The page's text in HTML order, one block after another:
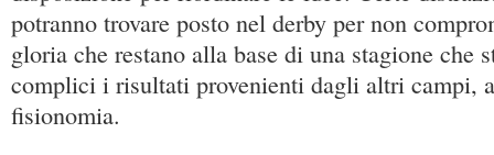
potranno trovare posto nel derby per non
gloria che restano alla base di una stagione che
complici i risultati provenienti dagli altri campi,
fisionomia.